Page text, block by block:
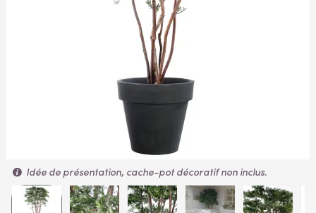
Idée de présentation, cache-pot décoratif non inclus.